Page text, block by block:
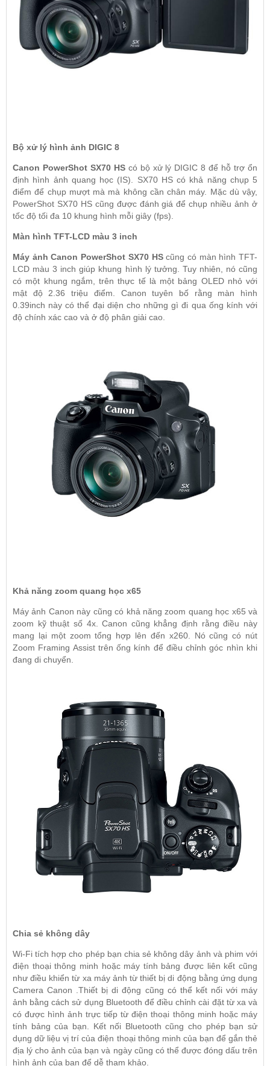
Bộ xử lý hình ảnh DIGIC 8
Canon PowerShot SX70 HScó bộ xử lý DIGIC 8 để hỗ trợ ổn
định hình ảnh quang học (IS). SX70 HS có khả năng chụp 5
điểm để chụp mượt mà mà không cần chân máy. Mặc dù vậy,
PowerShot SX70 HS cũng được đánh giá để chụp nhiều ảnh ở
tốc độ tối đa 10 khung hình mỗi giây (fps).
Màn hình TFT-LCD màu 3 inch
Máy ảnh Canon PowerShot SX70 HScũng có màn hình TFT-
LCD màu 3 inch giúp khung hình lý tưởng. Tuy nhiên, nó cũng
có một khung ngắm, trên thực tế là một bảng OLED nhỏ với
mật độ 2.36 triệu điểm. Canon tuyên bố rằng màn hình
0.39inch này có thể đại diện cho những gì đi qua ống kính với
độ chính xác cao và ở độ phân giải cao.
Khả năng zoom quang học x65
Máy ảnh Canon này cũng có khả năng zoom quang học x65 và
zoom kỹ thuật số 4x. Canon cũng khẳng định rằng điều này
mang lại một zoom tổng hợp lên đến x260. Nó cũng có nút
Zoom Framing Assist trên ống kính để điều chỉnh góc nhìn khi
đang di chuyển.
Chia sẻ không dây
Wi-Fi tích hợp cho phép bạn chia sẻ không dây ảnh và phim với
điện thoại thông minh hoặc máy tính bảng được liên kết cũng
như điều khiển từ xa máy ảnh từ thiết bị di động bằng ứng dụng
CameraCanon .Thiết bị di động cũng có thể kết nối với máy
ảnh bằng cách sử dụng Bluetooth để điều chỉnh cài đặt từ xa và
có được hình ảnh trực tiếp từ điện thoại thông minh hoặc máy
tính bảng của bạn. Kết nối Bluetooth cũng cho phép bạn sử
dụng dữ liệu vị trí của điện thoại thông minh của bạn để gắn thẻ
địa lý cho ảnh của bạn và ngày cũng có thể được đóng dấu trên
hình ảnh của bạn để dễ tham khảo.